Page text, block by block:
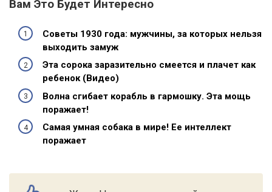
Вам Это Будет Интересно
Советы 1930 года: мужчины, за которых нельзя
выходить замуж
Эта сорока заразительно смеется и плачет как
ребенок (Видео)
Волна сгибает корабль в гармошку. Эта мощь
поражает!
Самая умная собака в мире! Ее интеллект
поражает